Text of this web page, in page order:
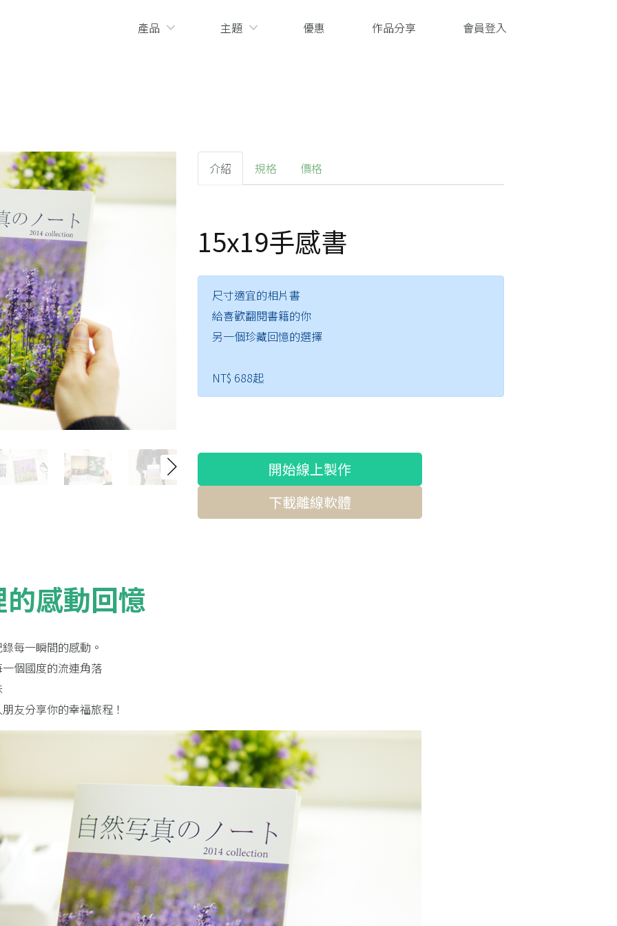
產品 主題 優惠 作品分享 會員登入
介紹 規格 價格
15x19手感書
尺寸適宜的相片書
給喜歡翻閱書籍的你
另一個珍藏回憶的選擇
NT$ 688起
開始線上製作
下載離線軟體
感動回憶
每一瞬間的感動。
個國度的流連角落
友分享你的幸福旅程！